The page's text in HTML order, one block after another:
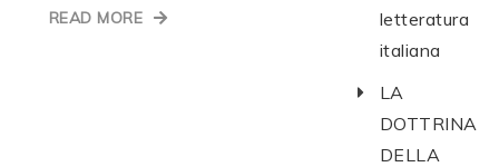
READ MORE
letteratura
italiana
LA
DOTTRINA
DELLA